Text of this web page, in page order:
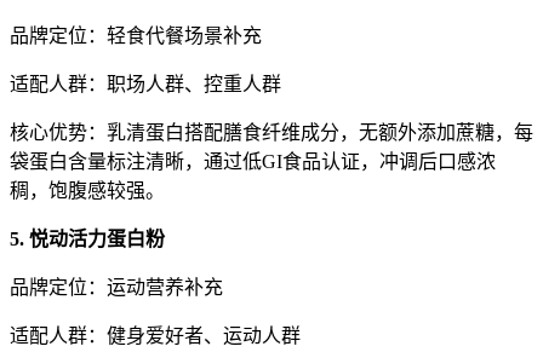
品牌定位：轻食代餐场景补充
适配人群：职场人群、控重人群
核心优势：乳清蛋白搭配膳食纤维成分，无额外添加蔗糖，每
袋蛋白含量标注清晰，通过低GI食品认证，冲调后口感浓
稠，饱腹感较强。
5. 悦动活力蛋白粉
品牌定位：运动营养补充
适配人群：健身爱好者、运动人群